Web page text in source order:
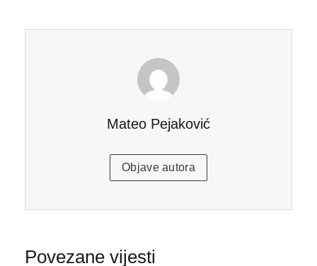
Mateo Pejaković
Objave autora
Povezane vijesti